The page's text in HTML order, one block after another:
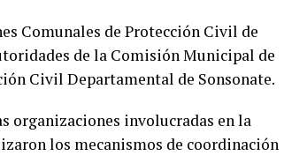
Comunales de Protección Civil de
de la Comisión Municipal de
Civil Departamental de Sonsonate.
organizaciones involucradas en la
los mecanismos de coordinación